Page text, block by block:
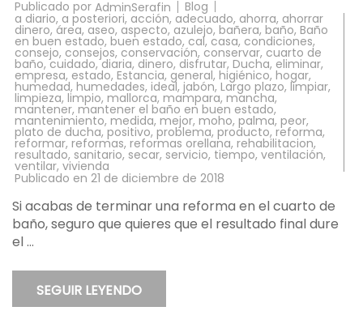
Publicado por AdminSerafin Blog
a diario, a posteriori, acción, adecuado, ahorra, ahorrar
dinero, área, aseo, aspecto, azulejo, bañera, baño, Baño
en buen estado, buen estado, cal, casa, condiciones,
consejo, consejos, conservación, conservar, cuarto de
baño,cuidado,diaria, dinero, disfrutar, Ducha, eliminar,
empresa, estado, Estancia, general, higiénico, hogar,
humedad, humedades, ideal, jabón, Largo plazo, limpiar,
limpieza, limpio, mallorca, mampara, mancha,
mantener, mantener el baño en buen estado,
mantenimiento, medida, mejor, moho, palma, peor,
plato de ducha,positivo,problema, producto,reforma,
reformar, reformas, reformas orellana, rehabilitacion,
resultado, sanitario, secar, servicio, tiempo, ventilación,
ventilar, vivienda
Publicado en 21 de diciembre de 2018
Si acabas de terminar una reforma en el cuarto de
baño, seguro que quieres que el resultado final dure
el …
SEGUIR LEYENDO